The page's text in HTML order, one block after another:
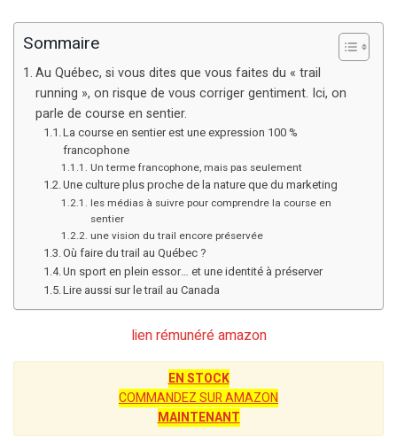
Sommaire
Au Québec, si vous dites que vous faites du « trail
running », on risque de vous corriger gentiment. Ici, on
parle de course en sentier.
La course en sentier est une expression 100 %
francophone
Un terme francophone, mais pas seulement
Une culture plus proche de la nature que du marketing
les médias à suivre pour comprendre la course en
sentier
une vision du trail encore préservée
Où faire du trail au Québec ?
Un sport en plein essor… et une identité à préserver
Lire aussi sur le trail au Canada
lien rémunéré amazon
EN STOCK
COMMANDEZ SUR AMAZON
MAINTENANT